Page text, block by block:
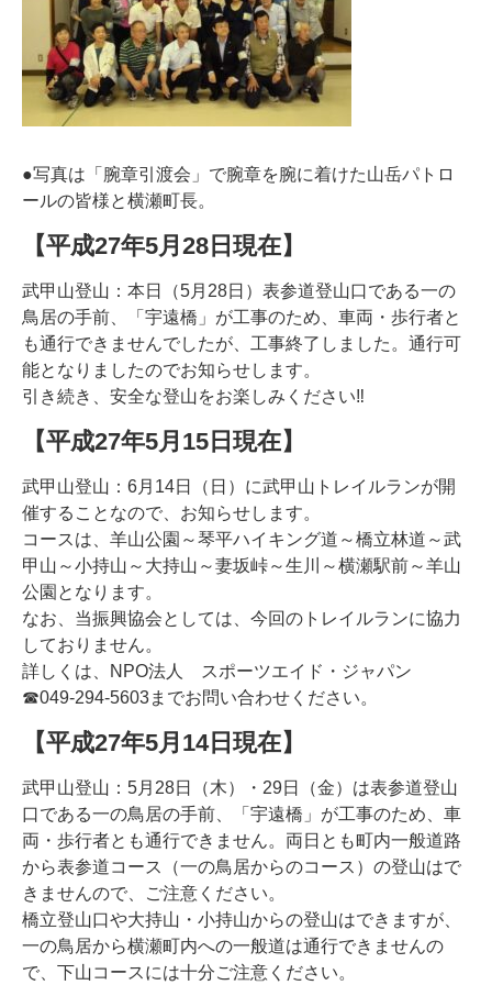
●写真は「腕章引渡会」で腕章を腕に着けた山岳パトロ
ールの皆様と横瀬町長。
【平成27年5月28日現在】
武甲山登山：本日（5月28日）表参道登山口である一の
鳥居の手前、「宇遠橋」が工事のため、車両・歩行者と
も通行できませんでしたが、工事終了しました。通行可
能となりましたのでお知らせします。
引き続き、安全な登山をお楽しみください‼
【平成27年5月15日現在】
武甲山登山：6月14日（日）に武甲山トレイルランが開
催することなので、お知らせします。
コースは、羊山公園～琴平ハイキング道～橋立林道～武
甲山～小持山～大持山～妻坂峠～生川～横瀬駅前～羊山
公園となります。
なお、当振興協会としては、今回のトレイルランに協力
しておりません。
詳しくは、NPO法人 スポーツエイド・ジャパン
☎049-294-5603までお問い合わせください。
【平成27年5月14日現在】
武甲山登山：5月28日（木）・29日（金）は表参道登山
口である一の鳥居の手前、「宇遠橋」が工事のため、車
両・歩行者とも通行できません。両日とも町内一般道路
から表参道コース（一の鳥居からのコース）の登山はで
きませんので、ご注意ください。
橋立登山口や大持山・小持山からの登山はできますが、
一の鳥居から横瀬町内への一般道は通行できませんの
で、下山コースには十分ご注意ください。